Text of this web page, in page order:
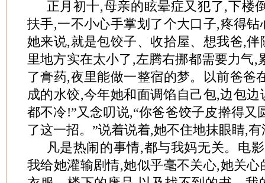
正月初十,母亲的眩晕症又犯了,下楼
扶手,一不小心手掌划了个大口子,疼得
她来说,就是包饺子、收拾屋、想我爸,
里地方实在太小了,左腾右挪都需要力气,
了膏药,夜里能做一整宿的梦。以前爸爸
成的水饺,今年她和面调馅自己包,边包
都不冷!”又念叨说,“你爸爸饺子皮擀得又
了这一招。”说着说着,她不住地抹眼睛,
凡是热闹的事情,都与我妈无关。电
我给她灌输剧情,她似乎毫不关心,她关